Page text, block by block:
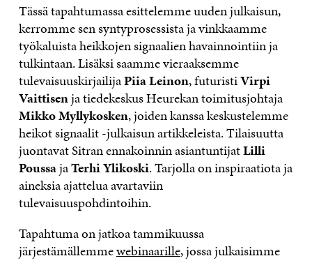
Tässä tapahtumassa esittelemme uuden julkaisun,
kerromme sen syntyprosessista ja vinkkaamme
työkaluista heikkojen signaalien havainnointiin ja
tulkintaan. Lisäksi saamme vieraaksemme
tulevaisuuskirjailijaPiia Leinon, futuristiVirpi
Vaittisenja tiedekeskus Heurekan toimitusjohtaja
Mikko Myllykosken, joiden kanssa keskustelemme
heikot signaalit -julkaisun artikkeleista. Tilaisuutta
juontavat Sitran ennakoinnin asiantuntijatLilli
PoussajaTerhi Ylikoski. Tarjolla on inspiraatiota ja
aineksia ajattelua avartaviin
tulevaisuuspohdintoihin.
Tapahtuma on jatkoa tammikuussa
järjestämällemmewebinaarille, jossa julkaisimme